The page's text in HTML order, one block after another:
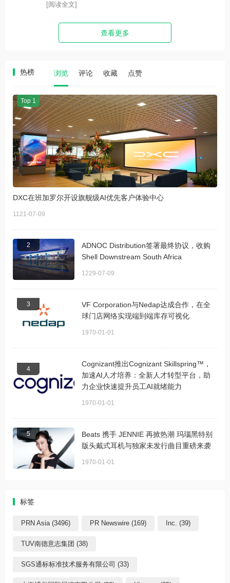
[阅读全文]
查看更多
热榜 浏览 评论 收藏 点赞
Top 1
DXC在班加罗尔开设旗舰级AI优先客户体验中心
1121-07-09
2
ADNOC Distribution签署最终协议，收购
Shell Downstream South Africa
1229-07-09
3
VF Corporation与Nedap达成合作，在全
球门店网络实现端到端库存可视化
1970-01-01
4
Cognizant推出Cognizant Skillspring™，
加速AI人才培养：全新人才转型平台，助
力企业快速提升员工AI就绪能力
1970-01-01
5
Beats 携手 JENNIE 再掀热潮 玛瑙黑特别
版头戴式耳机与独家未发行曲目重磅来袭
1970-01-01
标签
PRN Asia (3496) PR Newswire (169) Inc. (39)
TUV南德意志集团 (38)
SGS通标标准技术服务有限公司 (33)